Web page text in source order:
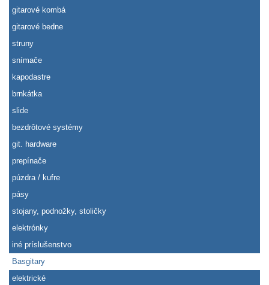
gitarové kombá
gitarové bedne
struny
snímače
kapodastre
brnkátka
slide
bezdrôtové systémy
git. hardware
prepínače
púzdra / kufre
pásy
stojany, podnožky, stoličky
elektrónky
iné príslušenstvo
Basgitary
elektrické